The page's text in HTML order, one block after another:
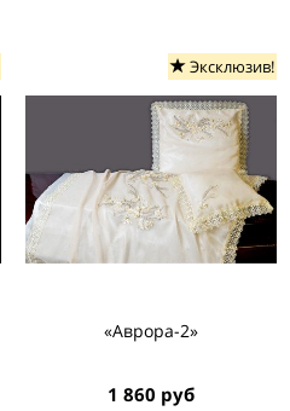
Эксклюзив!
«Аврора-2»
1 860 руб